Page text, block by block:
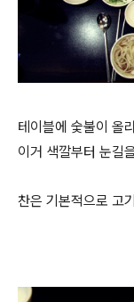
테이블에 숯불이 올
이거 색깔부터 눈길
찬은 기본적으로 고